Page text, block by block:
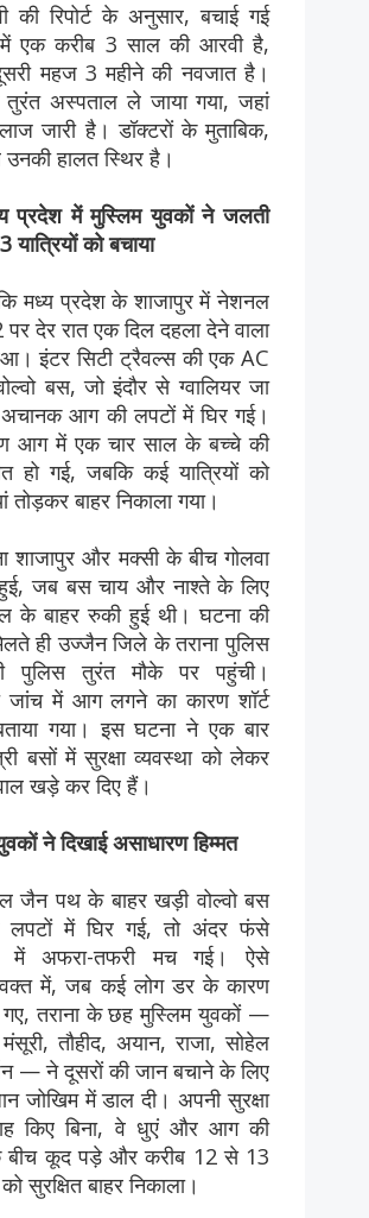
की रिपोर्ट के अनुसार, बचाई गई
में एक करीब 3 साल की आरवी है,
महज 3 महीने की नवजात है।
तुरंत अस्पताल ले जाया गया, जहां
जारी है। डॉक्टरों के मुताबिक,
हालत स्थिर है।
प्रदेश में मुस्लिम युवकों ने जलती
को बचाया
कि मध्य प्रदेश के शाजापुर में नेशनल
पर देर रात एक दिल दहला देने वाला
इंटर सिटी ट्रैवल्स की एक AC
बस, जो इंदौर से ग्वालियर जा
अचानक आग की लपटों में घिर गई।
आग में एक चार साल के बच्चे की
हो गई, जबकि कई यात्रियों को
तोड़कर बाहर निकाला गया।
शाजापुर और मक्सी के बीच गोलवा
जब बस चाय और नाश्ते के लिए
के बाहर रुकी हुई थी। घटना की
ही उज्जैन जिले के तराना पुलिस
पुलिस तुरंत मौके पर पहुंची।
में आग लगने का कारण शॉर्ट
गया। इस घटना ने एक बार
बसों में सुरक्षा व्यवस्था को लेकर
खड़े कर दिए हैं।
ने दिखाई असाधारण हिम्मत
जैन पथ के बाहर खड़ी वोल्वो बस
में घिर गई, तो अंदर फंसे
में अफरा-तफरी मच गई। ऐसे
में, जब कई लोग डर के कारण
तराना के छह मुस्लिम युवकों —
तौहीद, अयान, राजा, सोहेल
— ने दूसरों की जान बचाने के लिए
जोखिम में डाल दी। अपनी सुरक्षा
किए बिना, वे धुएं और आग की
बीच कूद पड़े और करीब 12 से 13
सुरक्षित बाहर निकाला।